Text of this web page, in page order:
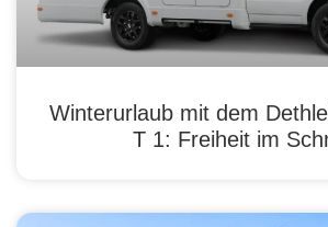
Winterurlaub mit dem
T 1: Freiheit im